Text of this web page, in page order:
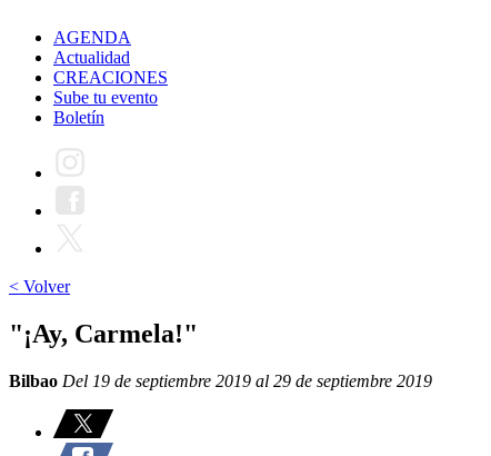
AGENDA
Actualidad
CREACIONES
Sube tu evento
Boletín
< Volver
"¡Ay, Carmela!"
Bilbao Del 19 de septiembre 2019 al 29 de septiembre 2019